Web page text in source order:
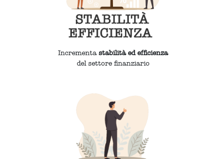
Incrementastabilità ed efficienza
del settore finanziario